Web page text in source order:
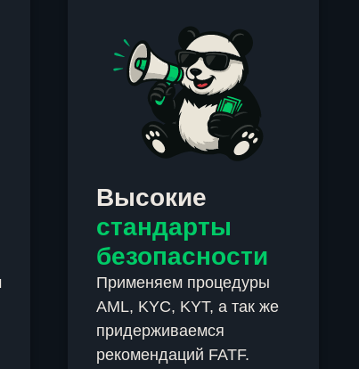
Высокие
стандарты
безопасности
Применяем процедуры
AML, KYC, KYT, а так же
придерживаемся
рекомендаций FATF.